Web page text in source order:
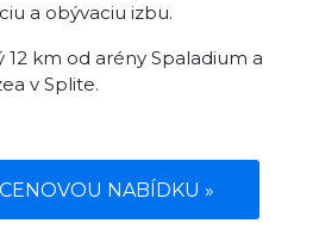
a obývaciu izbu.
km od arény Spaladium a
v Splite.
NABÍDKU »